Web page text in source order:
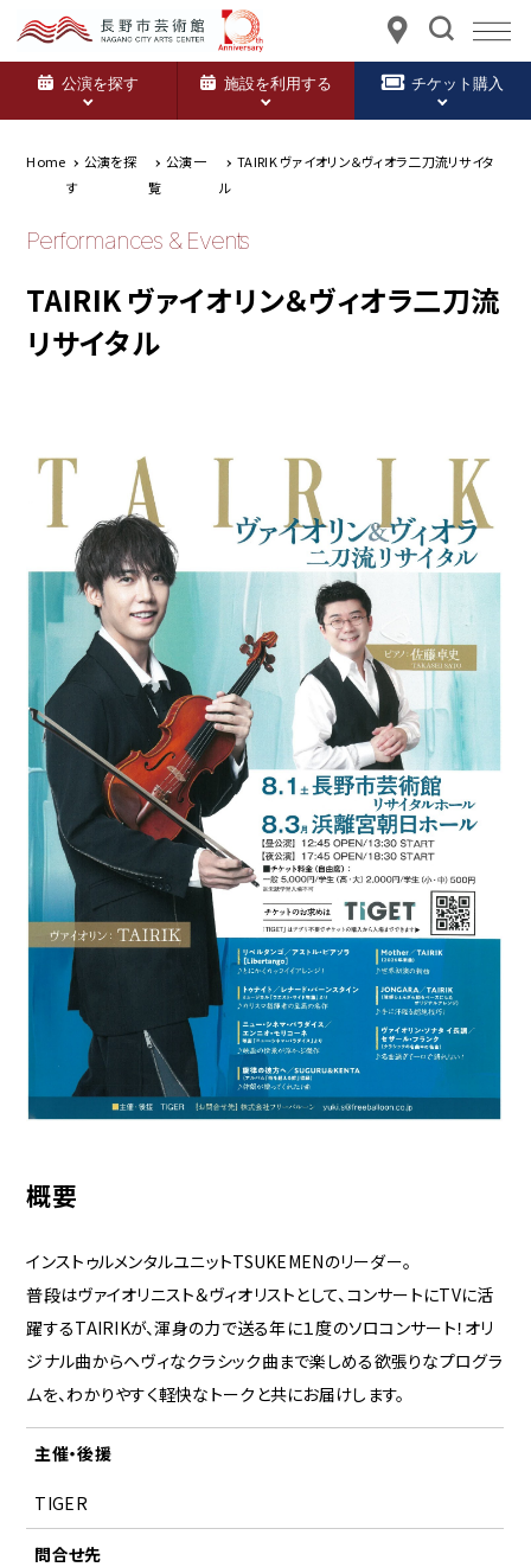
公演を探す 施設を利用する チケット購入
Home
公演を探
す
公演一
覧
TAIRIK ヴァイオリン＆ヴィオラ二刀流リサイタ
ル
Performances & Events
TAIRIK ヴァイオリン＆ヴィオラ二刀流
リサイタル
概要
インストゥルメンタルユニットTSUKEMENのリーダー。
普段はヴァイオリニスト＆ヴィオリストとして、コンサートにTVに活
躍するTAIRIKが、渾身の力で送る年に１度のソロコンサート！オリ
ジナル曲からヘヴィなクラシック曲まで楽しめる欲張りなプログラ
ムを、わかりやすく軽快なトークと共にお届けします。
主催・後援
TIGER
問合せ先